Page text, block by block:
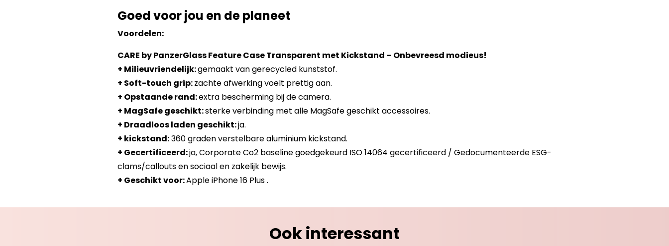
Goed voor jou en de planeet
Voordelen:
CARE by PanzerGlass Feature Case Transparent met Kickstand – Onbevreesd modieus!
+ Milieuvriendelijk:gemaakt van gerecycled kunststof.
+ Soft-touch grip:zachte afwerking voelt prettig aan.
+ Opstaande rand:extra bescherming bij de camera.
+ MagSafe geschikt:sterke verbinding met alle MagSafe geschikt accessoires.
+ Draadloos laden geschikt:ja.
+ kickstand:360 graden verstelbare aluminium kickstand.
+ Gecertificeerd:ja, Corporate Co2 baseline goedgekeurd ISO 14064 gecertificeerd / Gedocumenteerde ESG-
clams/callouts en sociaal en zakelijk bewijs.
+ Geschikt voor:Apple iPhone 16 Plus .
Ook interessant